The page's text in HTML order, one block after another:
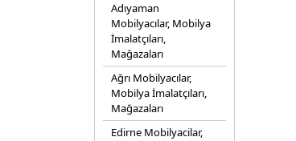
Adıyaman
Mobilyacılar, Mobilya
İmalatçıları,
Mağazaları
Ağrı Mobilyacılar,
Mobilya İmalatçıları,
Mağazaları
Edirne Mobilyacilar,